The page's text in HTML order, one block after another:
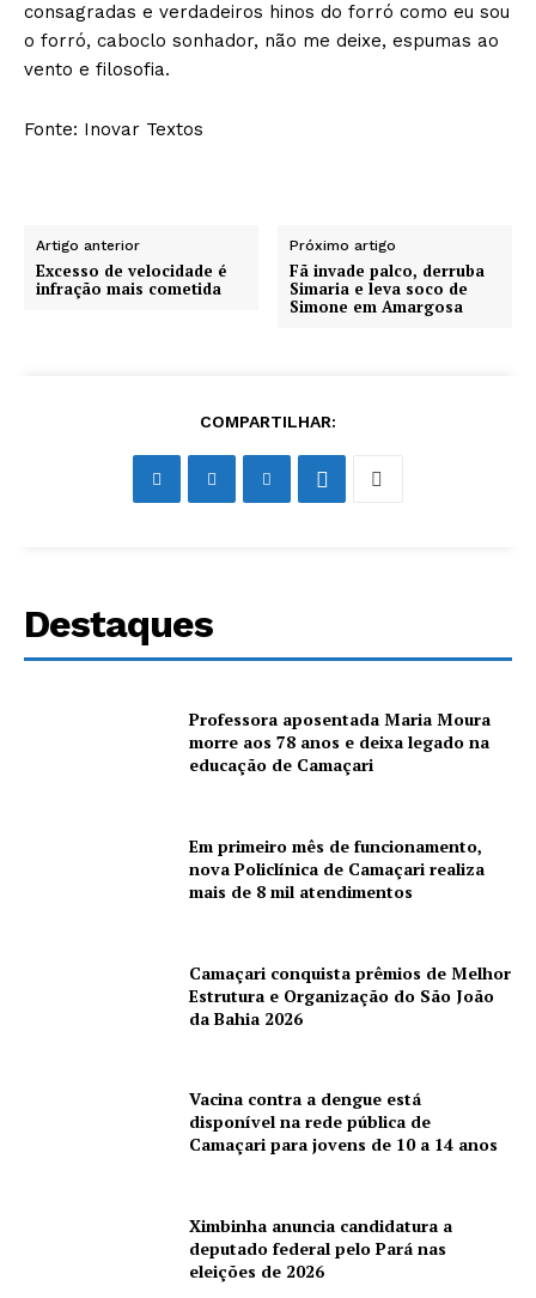
consagradas e verdadeiros hinos do forró como eu sou
o forró, caboclo sonhador, não me deixe, espumas ao
vento e filosofia.
Fonte: Inovar Textos
Artigo anterior
Excesso de velocidade é
infração mais cometida
Próximo artigo
Fã invade palco, derruba
Simaria e leva soco de
Simone em Amargosa
COMPARTILHAR:
Destaques
Professora aposentada Maria Moura
morre aos 78 anos e deixa legado na
educação de Camaçari
Em primeiro mês de funcionamento,
nova Policlínica de Camaçari realiza
mais de 8 mil atendimentos
Camaçari conquista prêmios de Melhor
Estrutura e Organização do São João
da Bahia 2026
Vacina contra a dengue está
disponível na rede pública de
Camaçari para jovens de 10 a 14 anos
Ximbinha anuncia candidatura a
deputado federal pelo Pará nas
eleições de 2026